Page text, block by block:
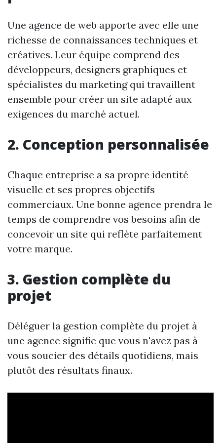
Une agence de web apporte avec elle une
richesse de connaissances techniques et
créatives. Leur équipe comprend des
développeurs, designers graphiques et
spécialistes du marketing qui travaillent
ensemble pour créer un site adapté aux
exigences du marché actuel.
2. Conception personnalisée
Chaque entreprise a sa propre identité
visuelle et ses propres objectifs
commerciaux. Une bonne agence prendra le
temps de comprendre vos besoins afin de
concevoir un site qui reflète parfaitement
votre marque.
3. Gestion complète du
projet
Déléguer la gestion complète du projet à
une agence signifie que vous n'avez pas à
vous soucier des détails quotidiens, mais
plutôt des résultats finaux.